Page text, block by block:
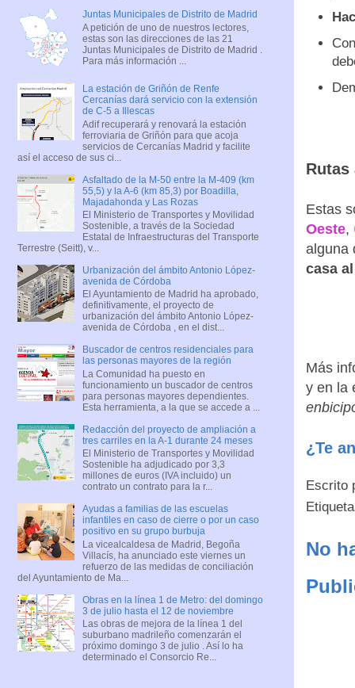
Rutas
Estas
Oeste,
alguna
casa
Más
y en la
¿Te
Escrito
No
Juntas Municipales de Distrito de Madrid
A petición de uno de nuestros lectores,
estas son las direcciones de las 21
Juntas Municipales de Distrito de Madrid .
Para más información ...
La estación de Griñón de Renfe
Cercanías dará servicio con la extensión
de C-5 a Illescas
Adif recuperará y renovará la estación
ferroviaria de Griñón para que acoja
servicios de Cercanías Madrid y facilite
así el acceso de sus ci...
Asfaltado de la M-50 entre la M-409 (km
55,5) y la A-6 (km 85,3) por Boadilla,
Majadahonda y Las Rozas
El Ministerio de Transportes y Movilidad
Sostenible, a través de la Sociedad
Estatal de Infraestructuras del Transporte
Terrestre (Seitt), v...
Urbanización del ámbito Antonio López-
avenida de Córdoba
El Ayuntamiento de Madrid ha aprobado,
definitivamente, el proyecto de
urbanización del ámbito Antonio López-
avenida de Córdoba , en el dist...
Buscador de centros residenciales para
las personas mayores de la región
La Comunidad ha puesto en
funcionamiento un buscador de centros
para personas mayores dependientes.
Esta herramienta, a la que se accede a ...
Redacción del proyecto de ampliación a
tres carriles en la A-1 durante 24 meses
El Ministerio de Transportes y Movilidad
Sostenible ha adjudicado por 3,3
millones de euros (IVA incluido) un
contrato un contrato para la r...
Ayudas a familias de las escuelas
infantiles en caso de cierre o por un caso
positivo en su grupo burbuja
La vicealcaldesa de Madrid, Begoña
Villacís, ha anunciado este viernes un
refuerzo de las medidas de conciliación
del Ayuntamiento de Ma...
Obras en la línea 1 de Metro: del domingo
3 de julio hasta el 12 de noviembre
Las obras de mejora de la línea 1 del
suburbano madrileño comenzarán el
próximo domingo 3 de julio . Así lo ha
determinado el Consorcio Re...